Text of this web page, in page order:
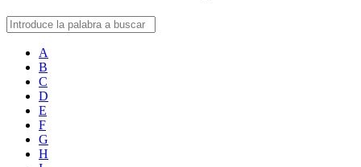
A
B
C
D
E
F
G
H